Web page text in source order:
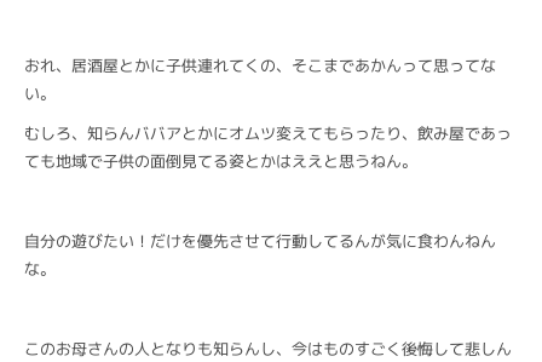
おれ、居酒屋とかに子供連れてくの、そこまであかんって思ってな
い。
むしろ、知らんババアとかにオムツ変えてもらったり、飲み屋であっ
ても地域で子供の面倒見てる姿とかはええと思うねん。
自分の遊びたい！だけを優先させて行動してるんが気に食わんねん
な。
このお母さんの人となりも知らんし、今はものすごく後悔して悲しん